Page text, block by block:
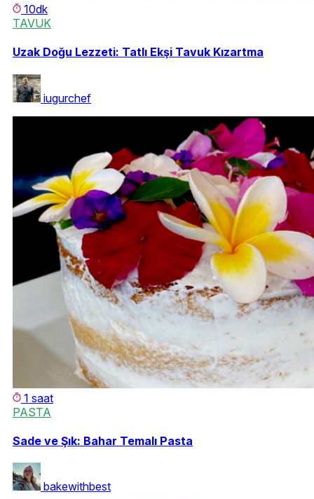
10dk
TAVUK
Uzak Doğu Lezzeti: Tatlı Ekşi Tavuk Kızartma
iugurchef
1 saat
PASTA
Sade ve Şık: Bahar Temalı Pasta
bakewithbest